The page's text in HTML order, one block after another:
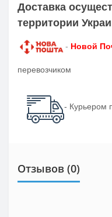
Доставка
территории
- Новой
перевозчиком
- Курьером
Отзывов (0)